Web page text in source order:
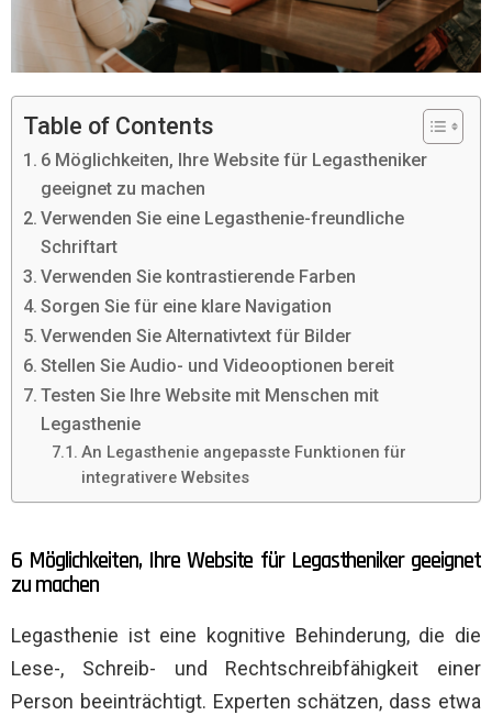
Table of Contents
6 Möglichkeiten, Ihre Website für Legastheniker
geeignet zu machen
Verwenden Sie eine Legasthenie-freundliche
Schriftart
Verwenden Sie kontrastierende Farben
Sorgen Sie für eine klare Navigation
Verwenden Sie Alternativtext für Bilder
Stellen Sie Audio- und Videooptionen bereit
Testen Sie Ihre Website mit Menschen mit
Legasthenie
An Legasthenie angepasste Funktionen für
integrativere Websites
6 Möglichkeiten, Ihre Website für Legastheniker geeignet
zu machen
Legasthenie ist eine kognitive Behinderung, die die
Lese-, Schreib- und Rechtschreibfähigkeit einer
Person beeinträchtigt. Experten schätzen, dass etwa